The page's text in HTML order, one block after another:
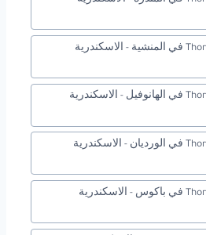
صيانة نظام انذار حريق Thorn في المنشية - الاسكندرية
صيانة نظام انذار حريق Thorn في الهانوفيل - الاسكندرية
صيانة نظام انذار حريق Thorn في الورديان - الاسكندرية
صيانة نظام انذار حريق Thorn في باكوس - الاسكندرية